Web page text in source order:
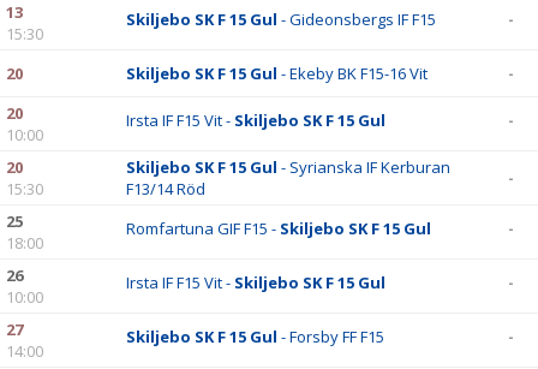
13
15:30
Skiljebo SK F 15 Gul - Gideonsbergs IF F15 -
20 Skiljebo SK F 15 Gul - Ekeby BK F15-16 Vit
-
20
10:00
Irsta IF F15 Vit - Skiljebo SK F 15 Gul -
20
15:30
Skiljebo SK F 15 Gul - Syrianska IF Kerburan
F13/14 Röd
-
25
18:00
Romfartuna GIF F15 - Skiljebo SK F 15 Gul -
26
10:00
Irsta IF F15 Vit - Skiljebo SK F 15 Gul -
27
14:00
Skiljebo SK F 15 Gul - Forsby FF F15 -